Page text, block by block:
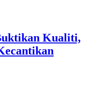
Kualiti,